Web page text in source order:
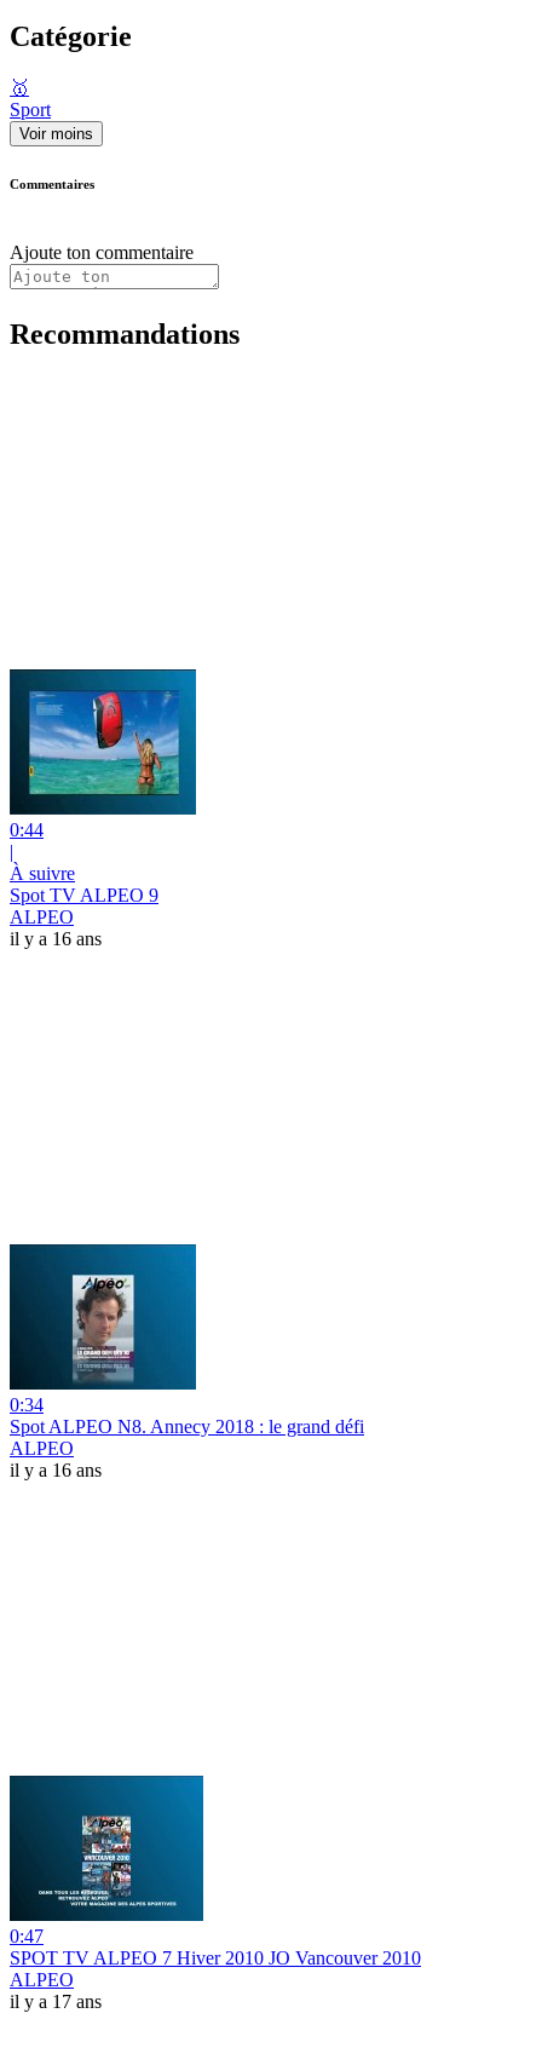
Catégorie
🥇
Sport
Voir moins
Commentaires
Ajoute ton commentaire
Recommandations
0:44
|
À suivre
Spot TV ALPEO 9
ALPEO
il y a 16 ans
0:34
Spot ALPEO N8. Annecy 2018 : le grand défi
ALPEO
il y a 16 ans
0:47
SPOT TV ALPEO 7 Hiver 2010 JO Vancouver 2010
ALPEO
il y a 17 ans